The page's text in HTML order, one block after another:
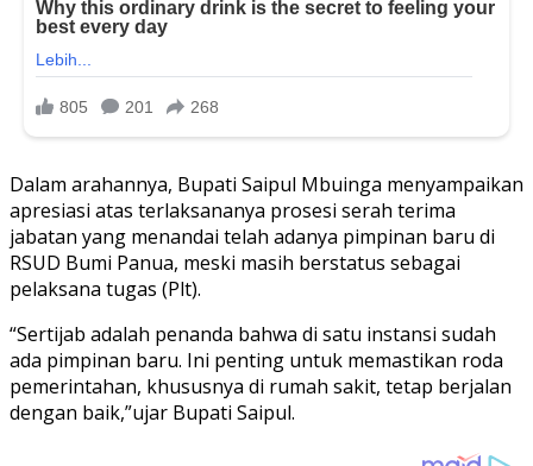
Dalam arahannya, Bupati Saipul Mbuinga menyampaikan
apresiasi atas terlaksananya prosesi serah terima
jabatan yang menandai telah adanya pimpinan baru di
RSUD Bumi Panua, meski masih berstatus sebagai
pelaksana tugas (Plt).
“Sertijab adalah penanda bahwa di satu instansi sudah
ada pimpinan baru. Ini penting untuk memastikan roda
pemerintahan, khususnya di rumah sakit, tetap berjalan
dengan baik,”ujar Bupati Saipul.